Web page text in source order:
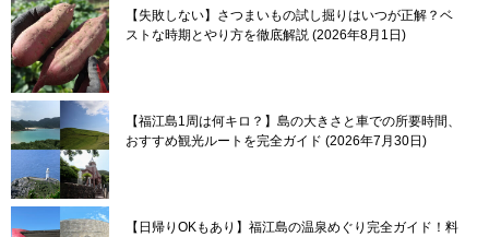
【失敗しない】さつまいもの試し掘りはいつが正解？ベ
ストな時期とやり方を徹底解説 2026年8月1日
【福江島1周は何キロ？】島の大きさと車での所要時間、
おすすめ観光ルートを完全ガイド 2026年7月30日
【日帰りOKもあり】福江島の温泉めぐり完全ガイド！料